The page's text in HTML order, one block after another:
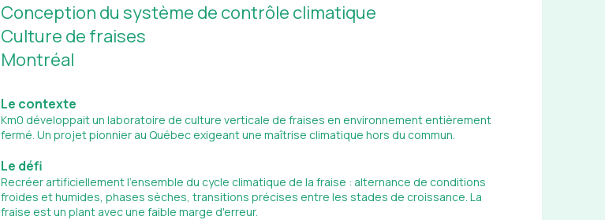
Conception du système de contrôle climatique
Culture de fraises
Montréal
Le contexte
Km0 développait un laboratoire de culture verticale de fraises en environnement entièrement
fermé. Un projet pionnier au Québec exigeant une maîtrise climatique hors du commun.
Le défi
Recréer artificiellement l'ensemble du cycle climatique de la fraise : alternance de conditions
froides et humides, phases sèches, transitions précises entre les stades de croissance. La
fraise est un plant avec une faible marge d'erreur.